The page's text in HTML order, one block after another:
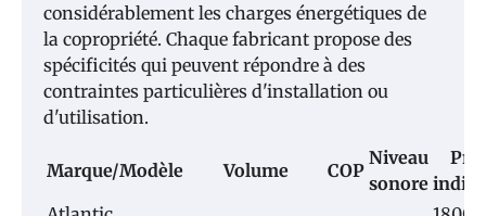
considérablement les charges énergétiques de
la copropriété. Chaque fabricant propose des
spécificités qui peuvent répondre à des
contraintes particulières d'installation ou
d'utilisation.
Marque/Modèle Volume COP
Niveau
sonore
Prix